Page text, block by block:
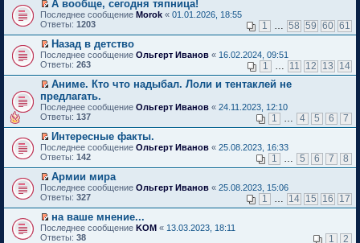
н
н
о
м
у
с
о
о
б
щ
е
н
и
ю
о
ч
и
т
а
н
н
о
м
у
с
о
б
щ
е
н
и
ю
о
м
у
н
е
п
р
о
ч
и
т
а
н
н
о
м
у
с
о
о
б
щ
е
н
и
п
е
р
в
о
м
у
н
е
п
р
о
и
т
а
н
н
о
м
у
с
о
о
б
й
т
и
к
п
е
р
в
о
м
у
н
е
п
р
о
и
т
а
н
н
о
м
П
е
е
й
т
и
к
п
е
р
в
о
м
у
н
е
п
р
о
и
т
а
А вообще, сегодня тяпница!
Последнее сообщение Morok « 01.01.2026, 18:55
Ответы: 1203 1 58 59 60 61
П
е
е
й
т
и
к
п
е
р
в
о
м
у
н
е
п
р
о
Назад в детство
Последнее сообщение Ольгерт Иванов « 16.02.2024, 09:51
Ответы: 263 1 11 12 13 14
П
е
р
е
й
т
и
к
п
е
р
в
о
м
у
н
Аниме. Кто что надыбал. Лоли и тентаклей не
предлагать.
Последнее сообщение Ольгерт Иванов « 24.11.2023, 12:10
Ответы: 137 1 4 5 6 7
П
е
е
й
т
и
п
е
р
Интересные факты.
Последнее сообщение Ольгерт Иванов « 25.08.2023, 16:33
Ответы: 142 1 5 6 7 8
П
е
е
й
т
Армии мира
Последнее сообщение Ольгерт Иванов « 25.08.2023, 15:06
Ответы: 327 1 14 15 16 17
П
е
на ваше мнение...
Последнее сообщение KOM « 13.03.2023, 18:11
Ответы: 38 1 2